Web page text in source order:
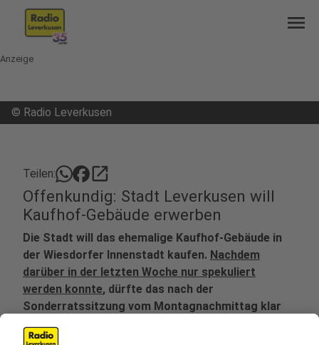
menu
Anzeige
© Radio Leverkusen
Teilen: open_in_new
Offenkundig: Stadt Leverkusen will
Kaufhof-Gebäude erwerben
Die Stadt will das ehemalige Kaufhof-Gebäude in
der Wiesdorfer Innenstadt kaufen. Nachdem
darüber in der letzten Woche nur spekuliert
werden konnte, dürfte das nach der
Sonderratssitzung vom Montagnachmittag klar
sein.